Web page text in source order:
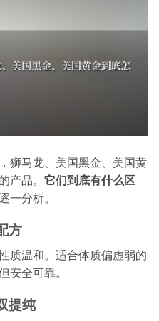
狮马龙、美国黑金、美国黄
产品。 它们到底有什么区
一分析。
方
质温和。适合体质偏虚弱的
安全可靠。
提纯